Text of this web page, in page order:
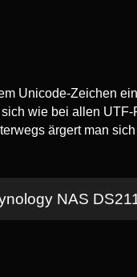
Unicode-Zeichen
wie bei allen
ärgert man
NAS